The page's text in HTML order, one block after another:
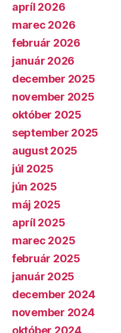
apríl 2026
marec 2026
február 2026
január 2026
december 2025
november 2025
október 2025
september 2025
august 2025
júl 2025
jún 2025
máj 2025
apríl 2025
marec 2025
február 2025
január 2025
december 2024
november 2024
október 2024